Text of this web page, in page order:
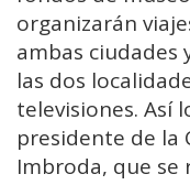
organizarán
ambas ciudades
las dos
televisiones. Así
presidente de la
Imbroda, que se